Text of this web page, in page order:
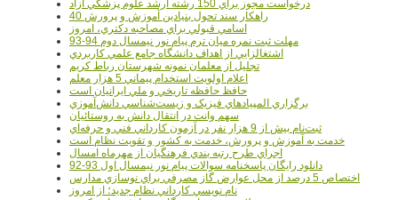
درخواست مجوز براي 150 رشته ارشد علوم پزشکي آزاد
40 راهکار سند تحول بنيادين آموزش و پرورش
اسامي قبولي براي مصاحبه دکتري، امروز
مهلت ثبت نمره میان ترم پیام نور نیمسال دوم 94-93
اشتغالزايي از اهداف دانشگاه جامع علمي کاربردي
تجليل از معلمان نمونه شهرستان رباط کريم
اعلام اولويت استخدام پيماني 5 هزار معلم
حافظ حافظه تاريخي و ملي ايرانيان است
برگزاري المپيادهاي فيزيک و زيست‌شناسي دانش‌آموزي
سهم وانت در انتقال دانش به روستائيان
ثبت‌نام بيش از 9 هزار نفر در آزمون کارداني فني و حرفه‌اي
خدمت به آموزش و پرورش، خدمت به کشور و تقويت نظام است
اجراي طرح رتبه بندي فرهنگيان از مهرماه امسال
دانلود رایگان پاسخنامه سوالات پیام نور نیمسال اول 93-92
اختصاص 5 درصد از محل عوارض گاز مصرفي براي نوسازي مدارس
نام نويسي کارداني نظام جديد؛ از امروز